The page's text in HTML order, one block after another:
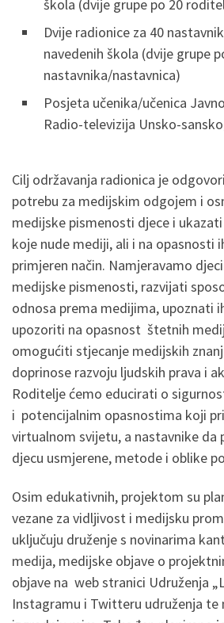
škola (dvije grupe po 20
Dvije radionice za 40
navedenih škola (dvije grupe
nastavnika/nastavnica)
Posjeta učenika/učenica
Radio-televizija Unsko-
Cilj održavanja radionica je
potrebu za medijskim odgojem i
medijske pismenosti djece i
koje nude mediji, ali i na opasnosti
primjeren način. Namjeravamo
medijske pismenosti, razvijati
odnosa prema medijima, upoznati
upozoriti na opasnost štetnih
omogućiti stjecanje medijskih
doprinose razvoju ljudskih prava i
Roditelje ćemo educirati o
i potencijalnim opasnostima koji
virtualnom svijetu, a nastavnike da
djecu usmjerene, metode i oblike
Osim edukativnih, projektom su
vezane za vidljivost i medijsku
uključuju druženje s novinarima
medija, medijske objave o
objave na web stranici Udruženja
Instagramu i Twitteru udruženja te